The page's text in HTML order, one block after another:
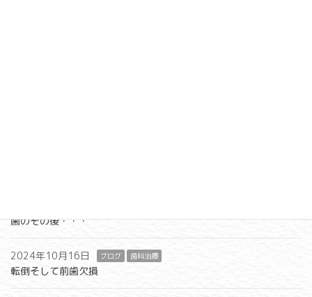
歯のその後・・・
2024年10月16日 ブログ 歯科治療
転倒そして前歯欠損